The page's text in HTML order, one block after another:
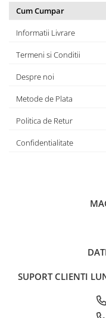
Cum Cumpar
Informatii Livrare
Termeni si Conditii
Despre noi
Metode de Plata
Politica de Retur
Confidentialitate
SUPORT CLIENTI